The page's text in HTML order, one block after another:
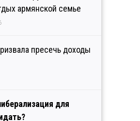
армянской семье
пресечь доходы
для